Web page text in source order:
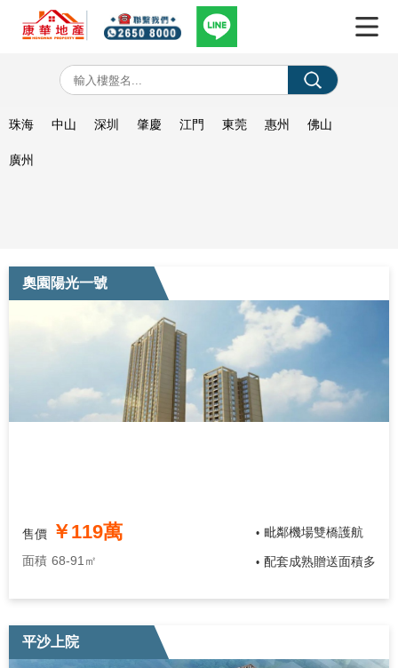
珠海 中山 深圳 肇慶 江門 東莞 惠州 佛山
廣州
奧園陽光一號
售價 ￥119萬
面積 68-91㎡
• 毗鄰機場雙橋護航
• 配套成熟贈送面積多
平沙上院